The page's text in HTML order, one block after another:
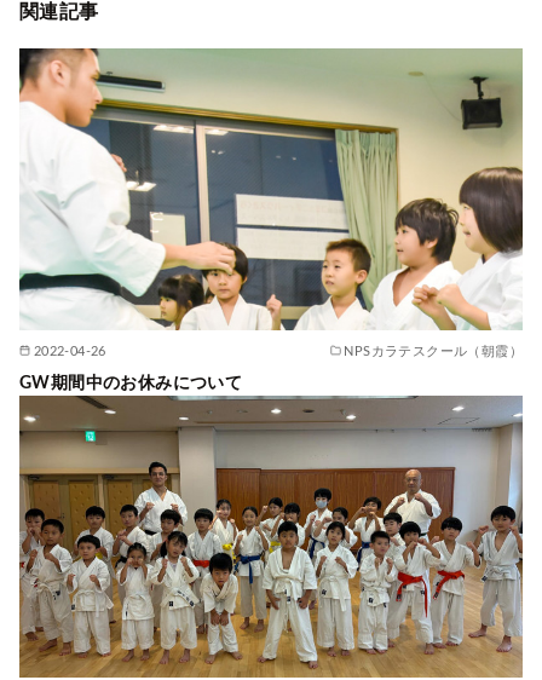
関連記事
2022-04-26 NPSカラテスクール（朝霞）
GW期間中のお休みについて